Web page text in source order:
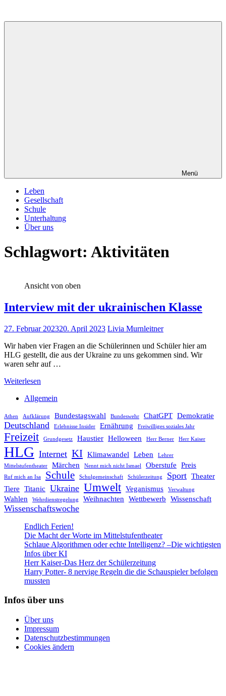
Menü
Leben
Gesellschaft
Schule
Unterhaltung
Über uns
Schlagwort: Aktivitäten
Ansicht von oben
Interview mit der ukrainischen Klasse
27. Februar 202320. April 2023 Livia Murnleitner
Wir haben vier Fragen an die Schülerinnen und Schüler hier am
HLG gestellt, die aus der Ukraine zu uns gekommen sind. Wir
waren sehr auf …
Weiterlesen
Allgemein
Athen Aufklärung Bundestagswahl Bundeswehr ChatGPT Demokratie
Deutschland Erlebnisse Insider Ernährung Freiwilliges soziales Jahr
Freizeit Grundgesetz Haustier Helloween Herr Berner Herr Kaiser
HLG Internet KI Klimawandel Leben
Lehrer
Mittelstufentheater
Märchen Nennt mich nicht Ismael Oberstufe Preis
Ruf mich an Isa Schule Schulgemeinschaft Schülerzeitung Sport Theater
Tiere Titanic Ukraine Umwelt Veganismus Verwaltung
Wahlen Wehrdienstregelung Weihnachten Wettbewerb Wissenschaft
Wissenschaftswoche
Endlich Ferien!
Die Macht der Worte im Mittelstufentheater
Schlaue Algorithmen oder echte Intelligenz? –Die wichtigsten
Infos über KI
Herr Kaiser-Das Herz der Schülerzeitung
Harry Potter- 8 nervige Regeln die die Schauspieler befolgen
mussten
Infos über uns
Über uns
Impressum
Datenschutzbestimmungen
Cookies ändern